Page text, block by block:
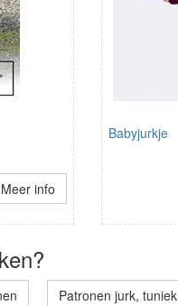
Meer info
Babyjurkje
Patronen jurk, tuniek